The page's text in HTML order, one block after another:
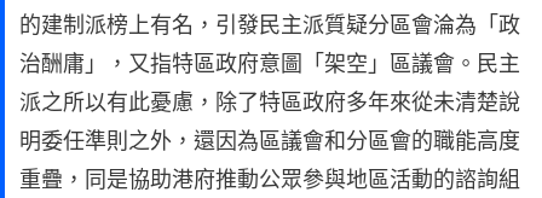
的建制派榜上有名，引發民主派質疑分區會淪為「政
治酬庸」，又指特區政府意圖「架空」區議會。民主
派之所以有此憂慮，除了特區政府多年來從未清楚說
明委任準則之外，還因為區議會和分區會的職能高度
重疊，同是協助港府推動公眾參與地區活動的諮詢組